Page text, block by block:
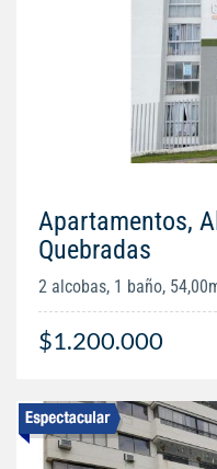
Apartamentos,
Quebradas
2 alcobas, 1 baño,
$1.200.000